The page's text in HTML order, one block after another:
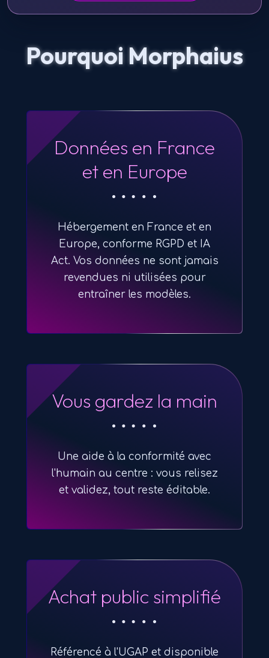
Pourquoi Morphaius
Données en France
et en Europe
Hébergement en France et en
Europe, conforme RGPD et IA
Act. Vos données ne sont jamais
revendues ni utilisées pour
entraîner les modèles.
Vous gardez la main
Une aide à la conformité avec
l'humain au centre : vous relisez
et validez, tout reste éditable.
Achat public simplifié
Référencé à l'UGAP et disponible